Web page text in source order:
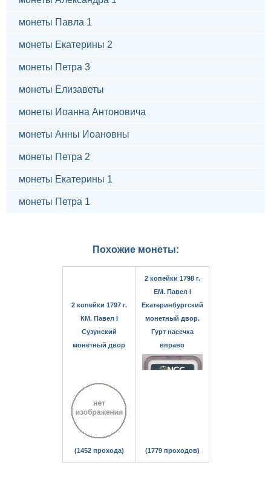
монеты Павла 1
монеты Екатерины 2
монеты Петра 3
монеты Елизаветы
монеты Иоанна Антоновича
монеты Анны Иоановны
монеты Петра 2
монеты Екатерины 1
монеты Петра 1
Похожие монеты:
2 копейки 1797 г.
КМ. Павел I
Сузунский
монетный двор
(1452 прохода)
2 копейки 1798 г.
ЕМ. Павел I
Екатеринбургский
монетный двор.
Гурт насечка
вправо
(1779 проходов)